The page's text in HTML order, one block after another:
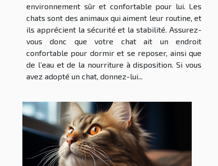
environnement sûr et confortable pour lui. Les
chats sont des animaux qui aiment leur routine, et
ils apprécient la sécurité et la stabilité. Assurez-
vous donc que votre chat ait un endroit
confortable pour dormir et se reposer, ainsi que
de l’eau et de la nourriture à disposition. Si vous
avez adopté un chat, donnez-lui...